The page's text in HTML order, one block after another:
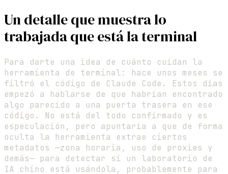
Un detalle que muestra lo
trabajada que está la terminal
Para darte una idea de cuánto cuidan la
herramienta de terminal: hace unos meses se
filtró el código de Claude Code. Estos días
empezó a hablarse de que habrían encontrado
algo parecido a una puerta trasera en ese
código. No está del todo confirmado y es
especulación, pero apuntaría a que de forma
oculta la herramienta extrae ciertos
metadatos —zona horaria, uso de proxies y
demás— para detectar si un laboratorio de
IA chino está usándola, probablemente para